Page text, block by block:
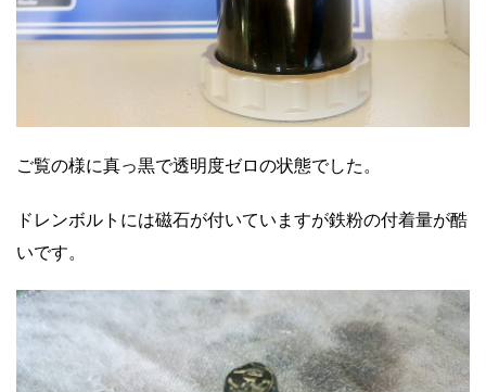
ご覧の様に真っ黒で透明度ゼロの状態でした。
ドレンボルトには磁石が付いていますが鉄粉の付着量が酷
いです。